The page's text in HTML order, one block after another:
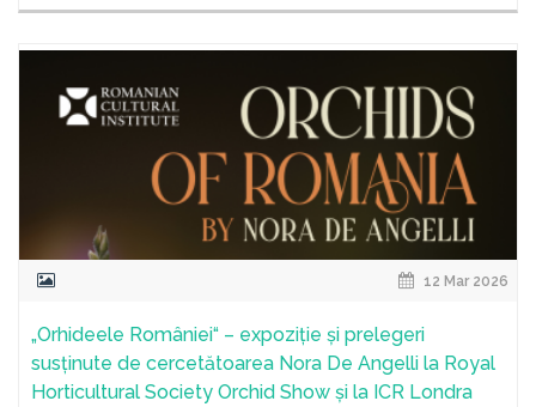
12 Mar 2026
„Orhideele României“ – expoziție și prelegeri
susținute de cercetătoarea Nora De Angelli la Royal
Horticultural Society Orchid Show și la ICR Londra